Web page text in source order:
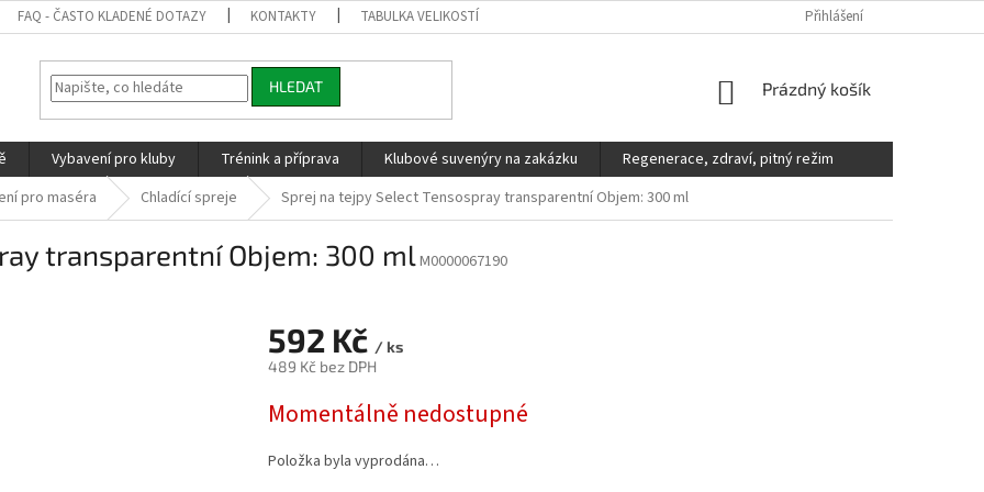
FAQ - ČASTO KLADENÉ DOTAZY KONTAKTY TABULKA VELIKOSTÍ REKLAMACE, VÝMĚNY A VRÁCENÍ ZBOŽÍ
Přihlášení
HLEDAT
NÁKUPNÍ
Prázdný košík
Vybavení pro kluby Trénink a příprava Klubové suvenýry na zakázku
Regenerace, zdraví, pitný režim
pro maséra Chladící spreje Sprej na tejpy Select Tensospray transparentní Objem: 300 ml
transparentní Objem: 300 mlM0000067190
592 Kč / ks
489 Kč bez DPH
cena:
Momentálně nedostupné
Položka byla vyprodána…